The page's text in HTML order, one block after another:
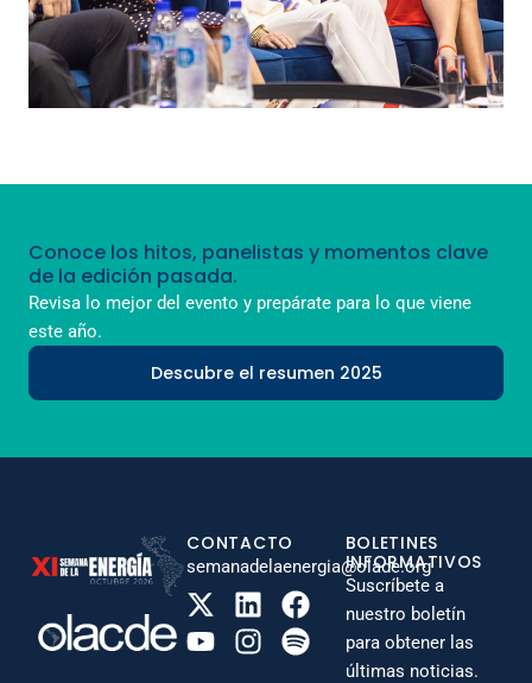
Conoce los hitos, panelistas y momentos clave
de la edición pasada.
Revisa lo mejor del evento y prepárate para lo que viene
este año.
Descubre el resumen 2025
CONTACTO
semanadelaenergia@olade.org
BOLETINES
INFORMATIVOS
Suscríbete a
nuestro boletín
para obtener las
últimas noticias.